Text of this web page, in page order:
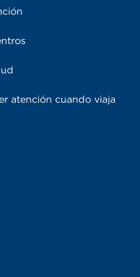
atención cuando viaja